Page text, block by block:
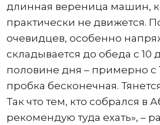
длинная вереница машин,
практически не движется.
очевидцев, особенно
складывается до обеда с 10
половине дня – примерно с
пробка бесконечная.
Так что тем, кто собрался в
рекомендую туда ехать», –